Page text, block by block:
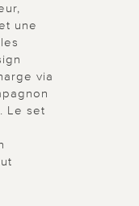
une
via
Le set